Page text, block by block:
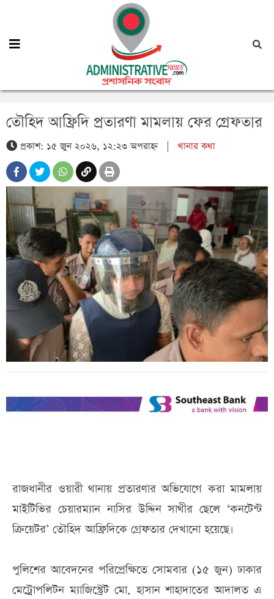
তৌহিদ আফ্রিদি প্রতারণা মামলায় ফের গ্রেফতার
প্রকাশ: ১৫ জুন ২০২৬, ১২:২৩ অপরাহ্ন| থানার কথা
রাজধানীর ওয়ারী থানায় প্রতারণার অভিযোগে করা মামলায়
মাইটিভির চেয়ারম্যান নাসির উদ্দিন সাথীর ছেলে ‘কনটেন্ট
ক্রিয়েটর’ তৌহিদ আফ্রিদিকে গ্রেফতার দেখানো হয়েছে।
পুলিশের আবেদনের পরিপ্রেক্ষিতে সোমবার (১৫ জুন) ঢাকার
মেট্রোপলিটন ম্যাজিস্ট্রেট মো. হাসান শাহাদাতের আদালত এ